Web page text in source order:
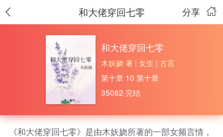
分享
和大佬穿回七零
和大佬穿回七零
木妖娆 著 | 女生 |古言
第十章 10 第十章
35062·完结
《和大佬穿回七零》是由木妖娆所著的一部女频言情，